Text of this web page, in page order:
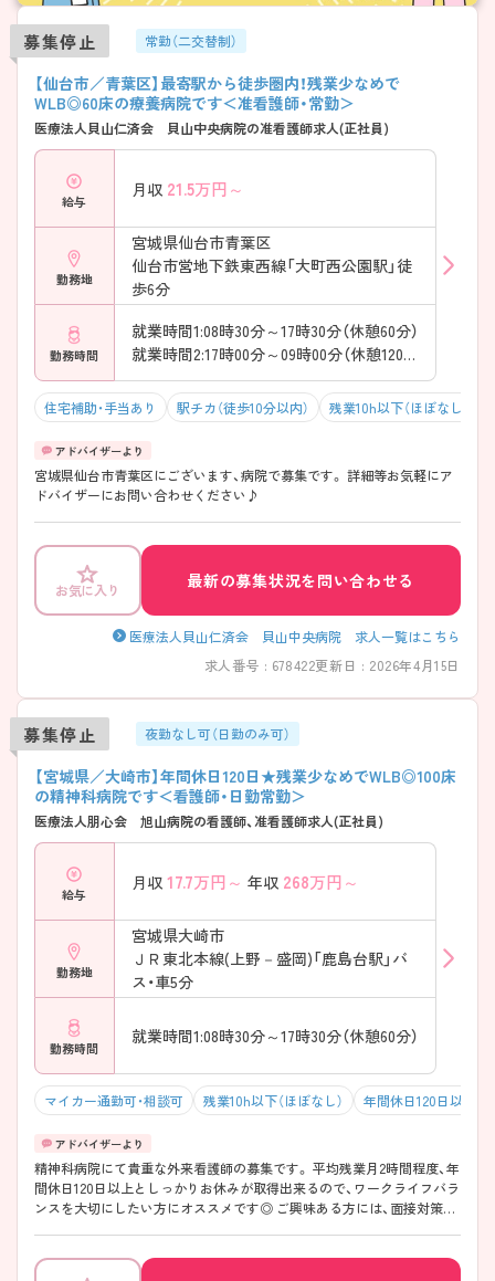
募集停止 常勤（二交替制）
【仙台市／青葉区】最寄駅から徒歩圏内！残業少なめで
WLB◎60床の療養病院です＜准看護師・常勤＞
医療法人貝山仁済会 貝山中央病院の准看護師求人(正社員)
給与
月収 21.5万円～
勤務地
宮城県仙台市青葉区
仙台市営地下鉄東西線「大町西公園駅」徒
歩6分
勤務時間
就業時間1:08時30分～17時30分（休憩60分）
就業時間2:17時00分～09時00分（休憩120分）
住宅補助・手当あり 駅チカ（徒歩10分以内） 残業10h以下（ほぼなし）
宮城県仙台市青葉区にございます、病院で募集です。 詳細等お気軽にア
ドバイザーにお問い合わせください♪
お気に入り 最新の募集状況を問い合わせる
医療法人貝山仁済会 貝山中央病院 求人一覧はこちら
求人番号 : 678422更新日 : 2026年4月15日
募集停止 夜勤なし可（日勤のみ可）
【宮城県／大崎市】年間休日120日★残業少なめでWLB◎100床
の精神科病院です＜看護師・日勤常勤＞
医療法人朋心会 旭山病院の看護師、准看護師求人(正社員)
給与
月収 17.7万円～ 年収 268万円～
勤務地
宮城県大崎市
ＪＲ東北本線(上野－盛岡)「鹿島台駅」バ
ス・車5分
勤務時間
就業時間1:08時30分～17時30分（休憩60分）
マイカー通勤可・相談可 残業10h以下（ほぼなし） 年間休日120日以上
精神科病院にて貴重な外来看護師の募集です。 平均残業月2時間程度、年
間休日120日以上としっかりお休みが取得出来るので、ワークライフバラ
ンスを大切にしたい方にオススメです◎ ご興味ある方には、面接対策ポ